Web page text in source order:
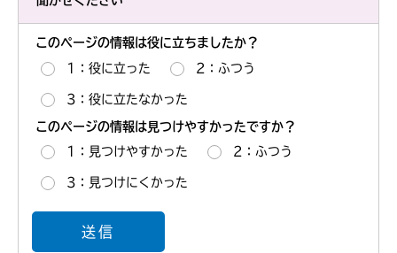
このページの情報は役に立ちましたか？
1：役に立った 2：ふつう
3：役に立たなかった
このページの情報は見つけやすかったですか？
1：見つけやすかった 2：ふつう
3：見つけにくかった